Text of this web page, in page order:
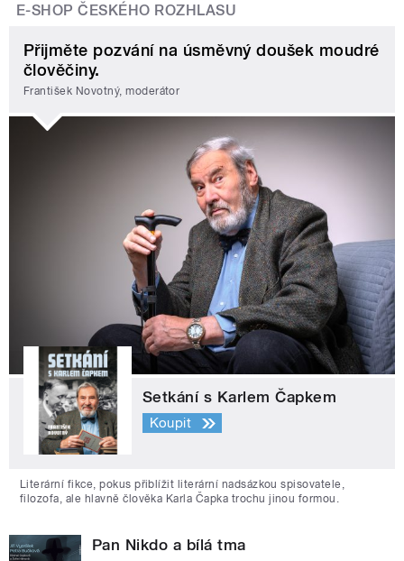
E-SHOP ČESKÉHO ROZHLASU
Přijměte pozvání na úsměvný doušek moudré
člověčiny.
František Novotný, moderátor
Setkání s Karlem Čapkem
Koupit
Literární fikce, pokus přiblížit literární nadsázkou spisovatele,
filozofa, ale hlavně člověka Karla Čapka trochu jinou formou.
Pan Nikdo a bílá tma